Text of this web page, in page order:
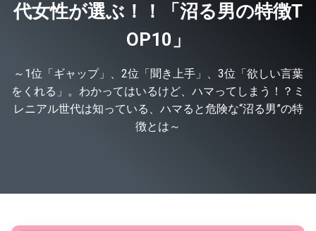
代女性が選ぶ！！「沼る男の特徴T
OP10」
～1位「ギャップ」、2位「聞き上手」、3位「欲しい言葉
をくれる」。わかってはいるけど、ハマってしまう！？ミ
レニアル世代は知っている、ハマると危険な“沼る男”の特
徴とは～